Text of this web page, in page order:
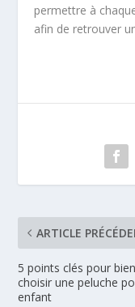
permettre à
afin de retrouver
ARTICLE
5 points clés pour bien
choisir une peluche
enfant